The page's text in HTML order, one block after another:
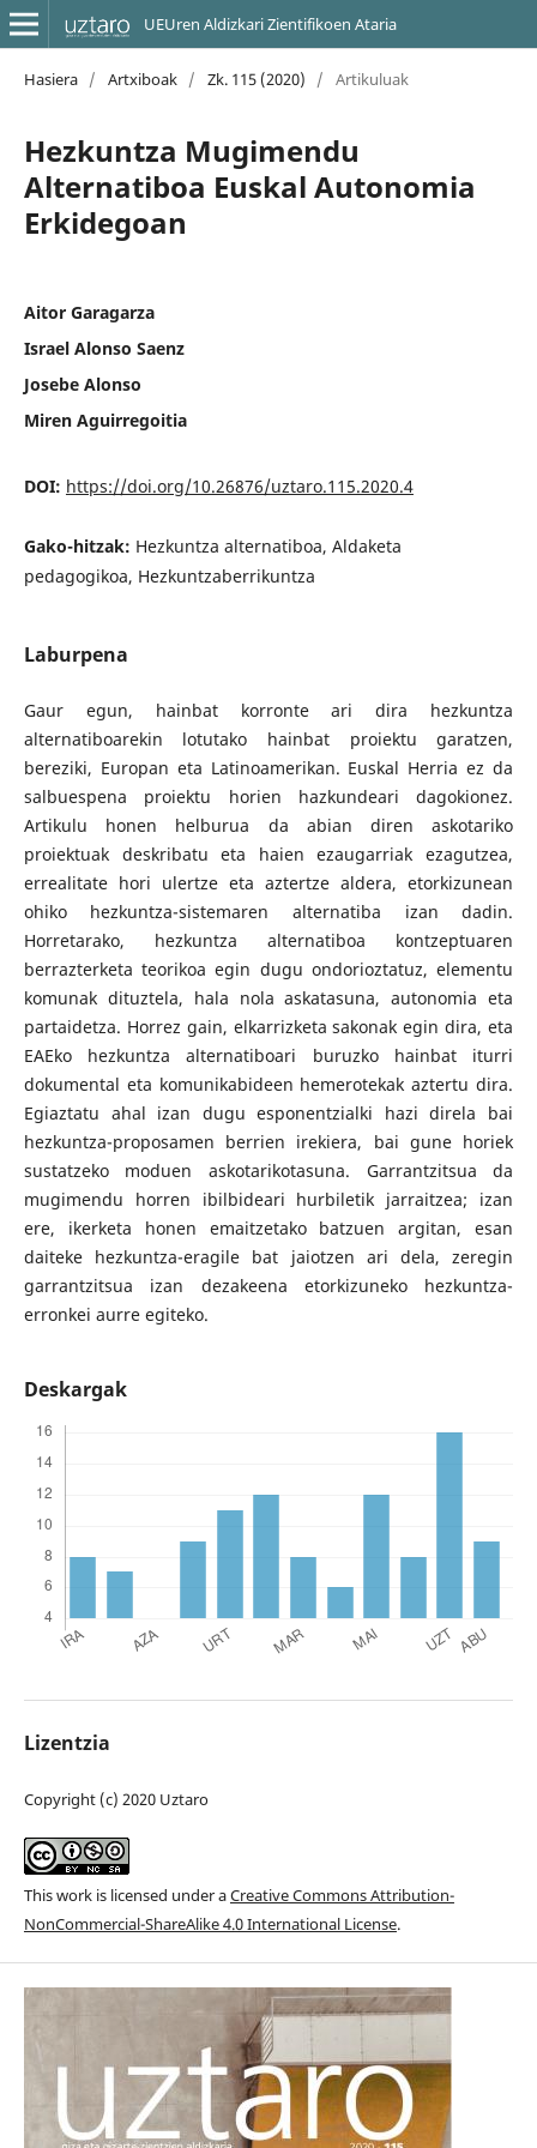
UEUren Aldizkari Zientifikoen Ataria
Hasiera / Artxiboak / Zk. 115 (2020) / Artikuluak
Hezkuntza Mugimendu
Alternatiboa Euskal Autonomia
Erkidegoan
Aitor Garagarza
Israel Alonso Saenz
Josebe Alonso
Miren Aguirregoitia
DOI: https://doi.org/10.26876/uztaro.115.2020.4
Gako-hitzak: Hezkuntza alternatiboa, Aldaketa
pedagogikoa, Hezkuntzaberrikuntza
Laburpena
Gaur egun, hainbat korronte ari dira hezkuntza
alternatiboarekin lotutako hainbat proiektu garatzen,
bereziki, Europan eta Latinoamerikan. Euskal Herria ez da
salbuespena proiektu horien hazkundeari dagokionez.
Artikulu honen helburua da abian diren askotariko
proiektuak deskribatu eta haien ezaugarriak ezagutzea,
errealitate hori ulertze eta aztertze aldera, etorkizunean
ohiko hezkuntza-sistemaren alternatiba izan dadin.
Horretarako, hezkuntza alternatiboa kontzeptuaren
berrazterketa teorikoa egin dugu ondorioztatuz, elementu
komunak dituztela, hala nola askatasuna, autonomia eta
partaidetza. Horrez gain, elkarrizketa sakonak egin dira, eta
EAEko hezkuntza alternatiboari buruzko hainbat iturri
dokumental eta komunikabideen hemerotekak aztertu dira.
Egiaztatu ahal izan dugu esponentzialki hazi direla bai
hezkuntza-proposamen berrien irekiera, bai gune horiek
sustatzeko moduen askotarikotasuna. Garrantzitsua da
mugimendu horren ibilbideari hurbiletik jarraitzea; izan
ere, ikerketa honen emaitzetako batzuen argitan, esan
daiteke hezkuntza-eragile bat jaiotzen ari dela, zeregin
garrantzitsua izan dezakeena etorkizuneko hezkuntza-
erronkei aurre egiteko.
Deskargak
Lizentzia
Copyright (c) 2020 Uztaro
This work is licensed under aCreative Commons Attribution-
NonCommercial-ShareAlike 4.0 International License.